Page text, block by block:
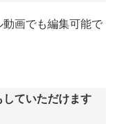
画でも編集可能で
ていただけます